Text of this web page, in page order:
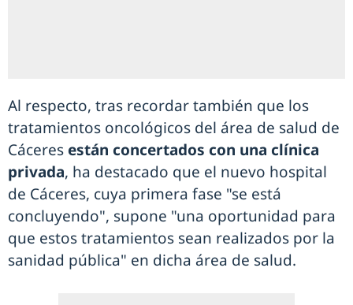
Al respecto, tras recordar también que los
tratamientos oncológicos del área de salud de
Cáceres están concertados con una clínica
privada, ha destacado que el nuevo hospital
de Cáceres, cuya primera fase "se está
concluyendo", supone "una oportunidad para
que estos tratamientos sean realizados por la
sanidad pública" en dicha área de salud.